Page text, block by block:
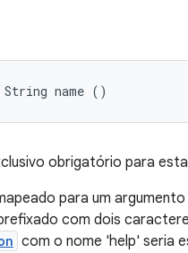
name ()
obrigatório para
para um argumento
com dois
com o nome 'help' seria